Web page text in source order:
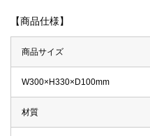
【商品仕様】
商品サイズ
W300×H330×D100mm
材質